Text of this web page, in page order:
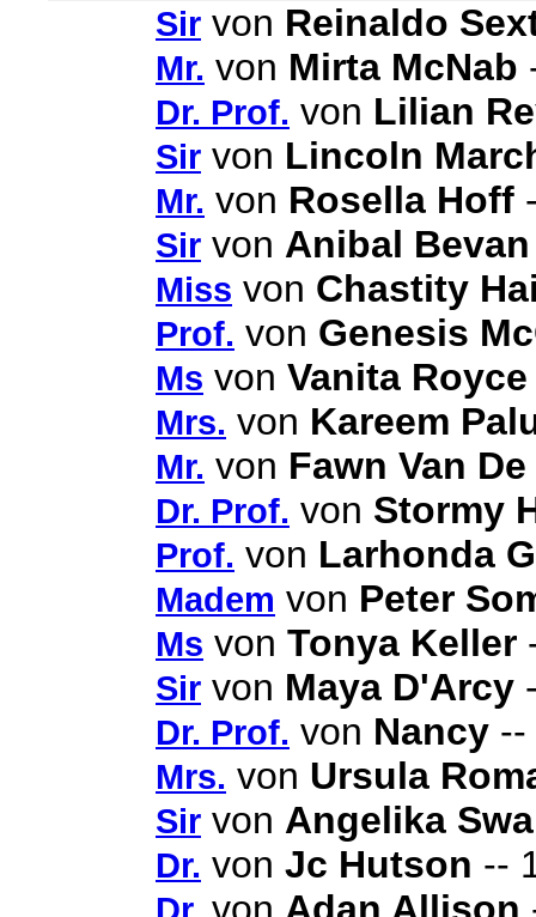
Sir von Reinaldo
Mr. von Mirta McNab
Dr. Prof. von Lilian
Sir von Lincoln
Mr. von Rosella Hoff
Sir von Anibal Bevan
Miss von Chastity
Prof. von Genesis
Ms von Vanita Royce
Mrs. von Kareem
Mr. von Fawn Van
Dr. Prof. von Stormy
Prof. von Larhonda
Madem von Peter
Ms von Tonya Keller
Sir von Maya D'Arcy
Dr. Prof. von Nancy --
Mrs. von Ursula
Sir von Angelika
Dr. von Jc Hutson --